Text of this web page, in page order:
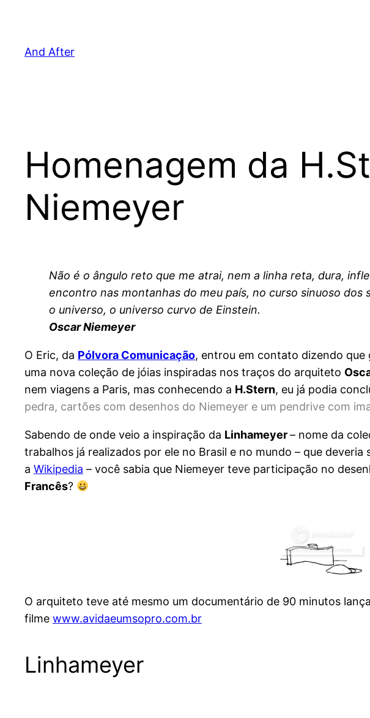
And After
Homenagem da
Niemeyer
Não é o ângulo reto que me atrai, nem a linha reta, dura,
encontro nas montanhas do meu país, no curso sinuoso
o universo, o universo curvo de Einstein.
Oscar Niemeyer
O Eric, da Pólvora Comunicação, entrou em contato dizendo que
uma nova coleção de jóias inspiradas nos traços do arquiteto
nem viagens a Paris, mas conhecendo a H.Stern, eu já podia
pedra, cartões com desenhos do Niemeyer e um pendrive com
Sabendo de onde veio a inspiração da Linhameyer– nome da
trabalhos já realizados por ele no Brasil e no mundo – que
a Wikipedia – você sabia que Niemeyer teve participação no
Francês?
O arquiteto teve até mesmo um documentário de 90 minutos
filme www.avidaeumsopro.com.br
Linhameyer